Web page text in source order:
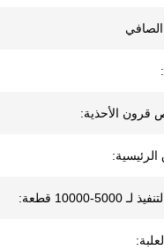
قرون الأحذية:
10000 قطعة: